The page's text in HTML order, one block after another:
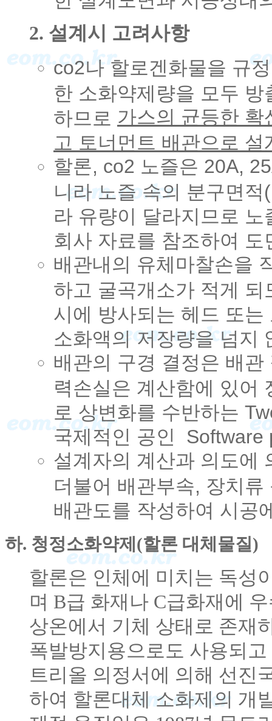
2. 설계시 고려사항
co2나 할로겐화물을 규
한 소화약제량을 모두
하므로 가스의 균등한
고 토너먼트 배관으로 설
할론, co2 노즐은 20A,
니라 노즐 속의 분구면
라 유량이 달라지므로
회사 자료를 참조하여 도
배관내의 유체마찰손을
하고 굴곡개소가 적게
시에 방사되는 헤드 또
소화액의 저장량을 넘지
배관의 구경 결정은 배
력손실은 계산함에 있어
로 상변화를 수반하는
국제적인 공인 Software
설계자의 계산과 의도에
더불어 배관부속, 장치
배관도를 작성하여 시공
하. 청정소화약제(할론 대체물질)
할론은 인체에 미치는 독성
며 B급 화재나 C급화재에
상온에서 기체 상태로 존재
폭발방지용으로도 사용되
트리올 의정서에 의해 선진
하여 할론대체 소화제의 개